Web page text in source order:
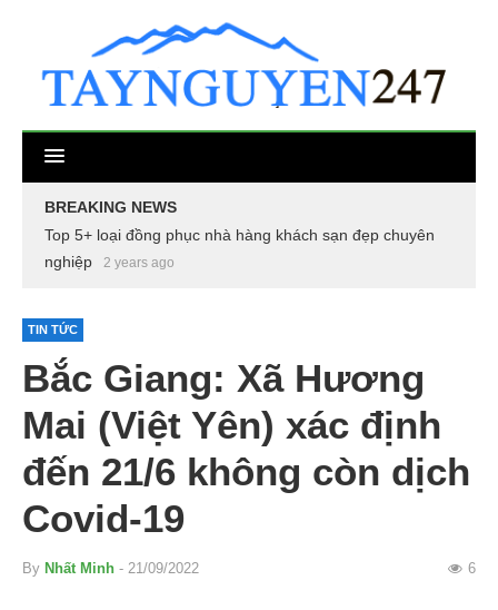
BREAKING NEWS
Top 5+ loại đồng phục nhà hàng khách sạn đẹp chuyên
nghiệp
2 years ago
TIN TỨC
Bắc Giang: Xã Hương
Mai (Việt Yên) xác định
đến 21/6 không còn dịch
Covid-19
By Nhất Minh - 21/09/2022 6